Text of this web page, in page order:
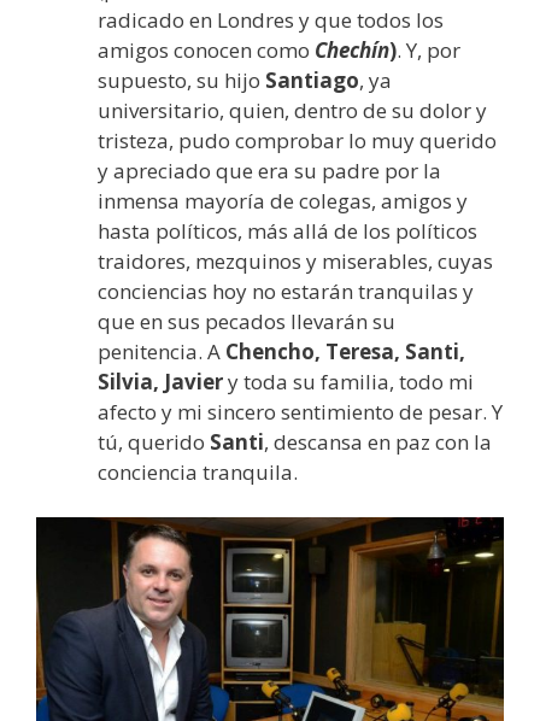
radicado en Londres y que todos los
amigos conocen como Chechín). Y, por
supuesto, su hijo Santiago, ya
universitario, quien, dentro de su dolor y
tristeza, pudo comprobar lo muy querido
y apreciado que era su padre por la
inmensa mayoría de colegas, amigos y
hasta políticos, más allá de los políticos
traidores, mezquinos y miserables, cuyas
conciencias hoy no estarán tranquilas y
que en sus pecados llevarán su
penitencia. A Chencho, Teresa, Santi,
Silvia, Javiery toda su familia, todo mi
afecto y mi sincero sentimiento de pesar. Y
tú, querido Santi, descansa en paz con la
conciencia tranquila.